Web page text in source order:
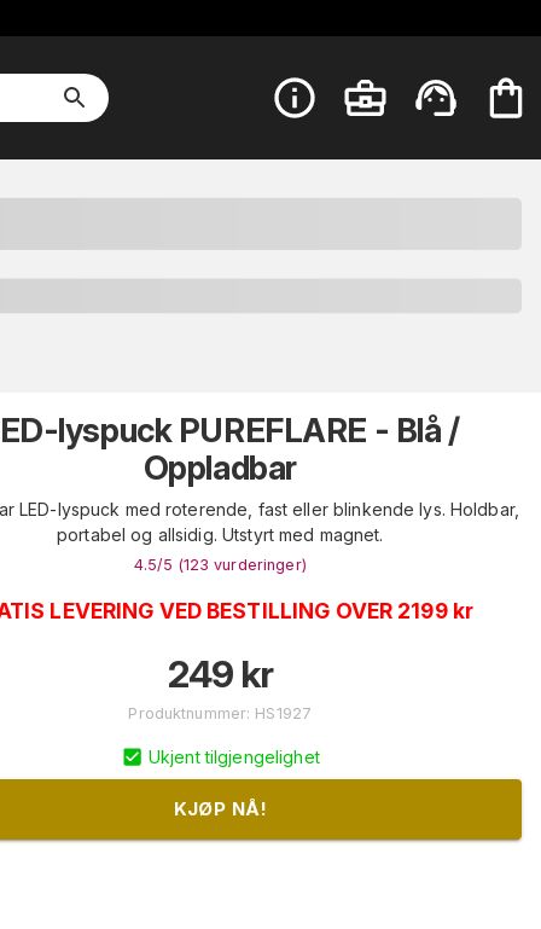
lyspuck PUREFLARE - Blå /
Oppladbar
LED-lyspuck med roterende, fast eller blinkende lys. Holdbar,
portabel og allsidig. Utstyrt med magnet.
4.5/5 (123 vurderinger)
LEVERING VED BESTILLING OVER 2199 kr
249 kr
Produktnummer: HS1927
Ukjent tilgjengelighet
KJØP NÅ!